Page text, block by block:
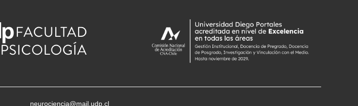
neurociencia@mail.udp.cl